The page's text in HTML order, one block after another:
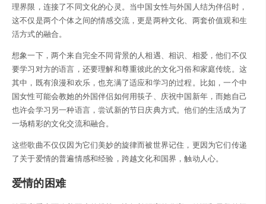
理界限，连接了不同文化的心灵。当中国女性与外国人结为伴侣时，
这不仅是两个个体之间的情感交流，更是两种文化、两套价值观和生
活方式的融合。
想象一下，两个来自完全不同背景的人相遇、相识、相爱，他们不仅
要学习对方的语言，还要理解和尊重彼此的文化习俗和家庭传统。这
其中，既有浪漫和欢乐，也充满了适应和学习的过程。比如，一个中
国女性可能会教她的外国伴侣如何用筷子、庆祝中国新年，而她自己
也许会学习另一种语言，尝试新的节日庆典方式。他们的生活成为了
一场精彩的文化交流和融合。
这些歌曲不仅仅因为它们美妙的旋律而被世界记住，更因为它们传递
了关于爱情的普遍情感和经验，跨越文化和国界，触动人心。
爱情的困难